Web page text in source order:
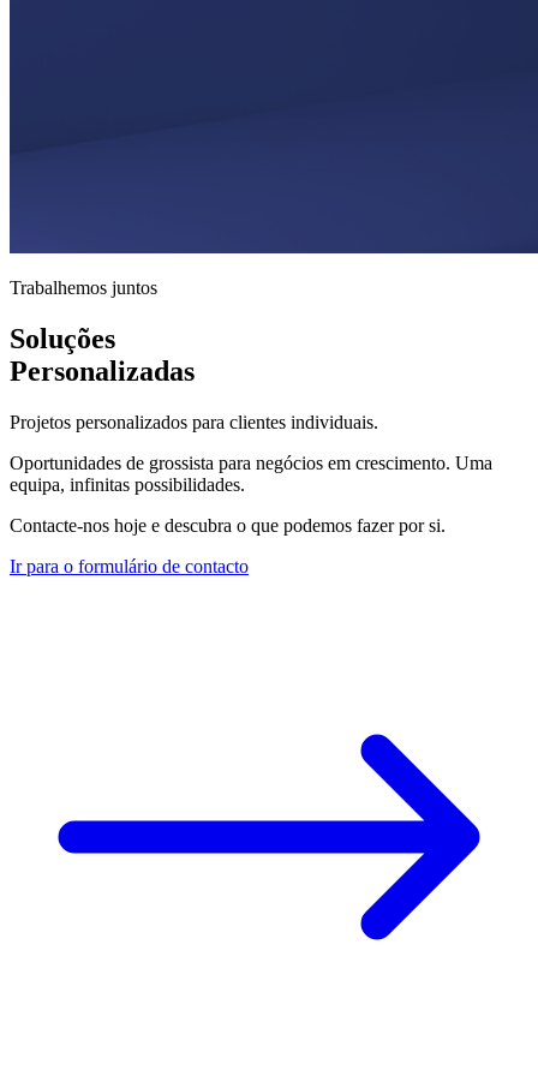
Trabalhemos juntos
Soluções
Personalizadas
Projetos personalizados para clientes individuais.
Oportunidades de grossista para negócios em crescimento. Uma
equipa, infinitas possibilidades.
Contacte-nos hoje e descubra o que podemos fazer por si.
Ir para o formulário de contacto